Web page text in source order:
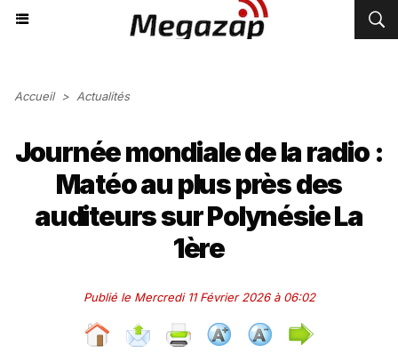
Accueil > Actualités
Journée mondiale de la radio :
Matéo au plus près des
auditeurs sur Polynésie La
1ère
Publié le Mercredi 11 Février 2026 à 06:02